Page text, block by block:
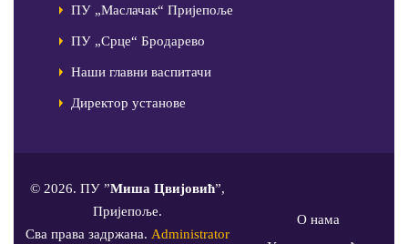
ПУ „Маслачак“ Пријепоље
ПУ „Срце“ Бродарево
Наши главни васпитачи
Директор установе
© 2026. ПУ ”Миша Цвијовић”,
Пријепоље.
Сва права задржана. Administrator
О нама